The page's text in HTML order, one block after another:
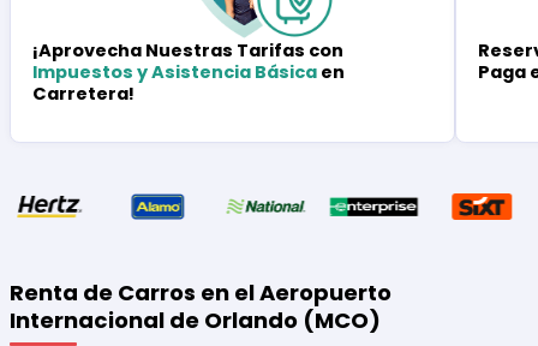
¡Aprovecha Nuestras Tarifas con
Impuestos y Asistencia Básica en
Carretera!
Paga
Renta de Carros en el Aeropuerto
Internacional de Orlando (MCO)